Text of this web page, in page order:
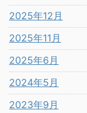
2025年12月
2025年11月
2025年6月
2024年5月
2023年9月